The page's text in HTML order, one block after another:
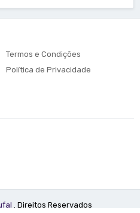
Termos e Condições
Política de Privacidade
. Direitos Reservados